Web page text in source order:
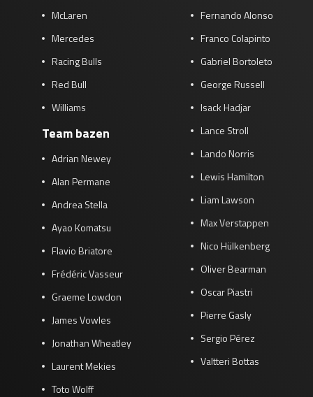
McLaren
Mercedes
Racing Bulls
Red Bull
Williams
Team bazen
Adrian Newey
Alan Permane
Andrea Stella
Ayao Komatsu
Flavio Briatore
Frédéric Vasseur
Graeme Lowdon
James Vowles
Jonathan Wheatley
Laurent Mekies
Toto Wolff
Fernando Alonso
Franco Colapinto
Gabriel Bortoleto
George Russell
Isack Hadjar
Lance Stroll
Lando Norris
Lewis Hamilton
Liam Lawson
Max Verstappen
Nico Hülkenberg
Oliver Bearman
Oscar Piastri
Pierre Gasly
Sergio Pérez
Valtteri Bottas